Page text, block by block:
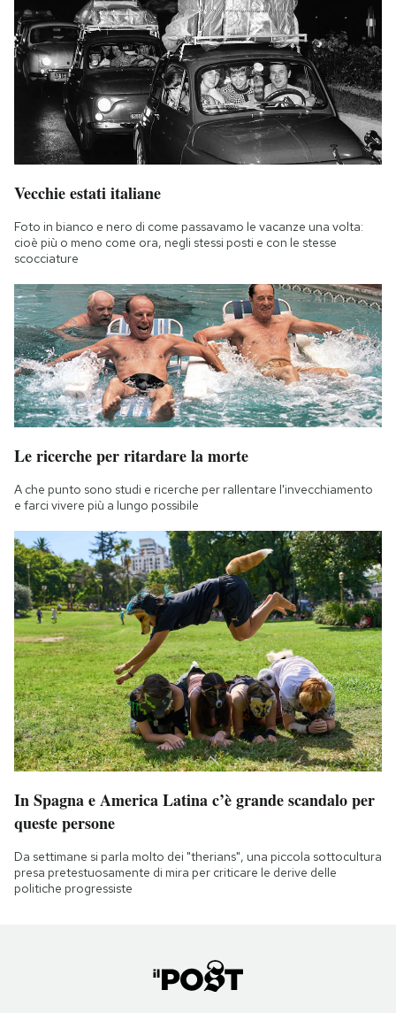
Vecchie estati italiane
Foto in bianco e nero di come passavamo le vacanze una volta:
cioè più o meno come ora, negli stessi posti e con le stesse
scocciature
Le ricerche per ritardare la morte
A che punto sono studi e ricerche per rallentare l'invecchiamento
e farci vivere più a lungo possibile
In Spagna e America Latina c’è grande scandalo per
queste persone
Da settimane si parla molto dei "therians", una piccola sottocultura
presa pretestuosamente di mira per criticare le derive delle
politiche progressiste